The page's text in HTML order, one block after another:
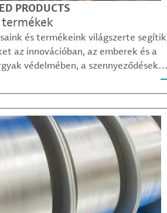
PRODUCTS
és termékeink világszerte segítik
az innovációban, az emberek és a
védelmében, a szennyeződések
és a növekedés fenntarthatóbb
megteremtésében.